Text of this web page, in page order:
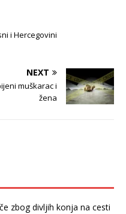
i Hercegovini
NEXT
muškarac i
žena
zbog divljih konja na cesti